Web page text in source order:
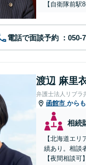
【自衛隊前駅8
電話で面談予約
渡辺 麻里
弁護士法人リブラ
函館市 から
相続
【北海道エ
績あり。相談
【夜間相談可】